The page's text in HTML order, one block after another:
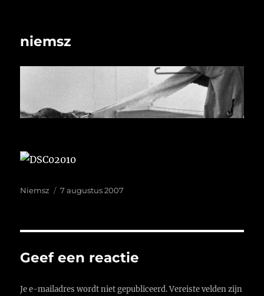
niemsz
Auteur
Niemsz
Geplaatst
7 augustus 2007
Geef een reactie
Je e-mailadres wordt niet gepubliceerd. Vereiste velden zijn